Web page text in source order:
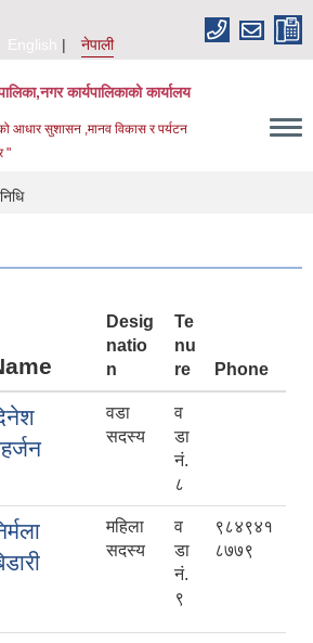
English
नेपाली
कार्यपालिकाको कार्यालय
आधार सुशासन ,मानव विकास र पर्यटन
"
Desig
natio
n
Te
nu
re
Phone
वडा
सदस्य
व
डा
नं.
८
महिला
सदस्य
व
डा
नं.
९
९८४९४१
८७७९